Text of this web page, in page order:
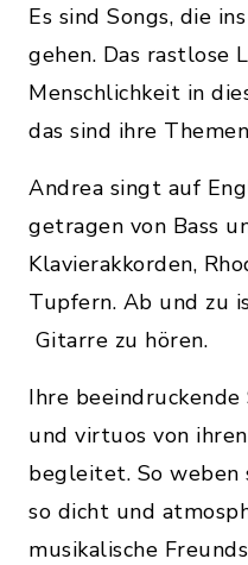
Es sind Songs, die
gehen. Das rastlose
Menschlichkeit in
das sind ihre
Andrea singt auf
getragen von Bass
Klavierakkorden,
Tupfern. Ab und zu
Gitarre zu hören.
Ihre
und virtuos von
begleitet. So weben
so dicht und
musikalische